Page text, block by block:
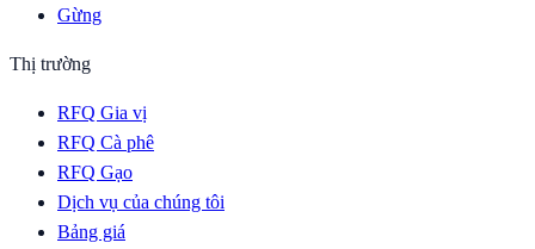
Gừng
Thị trường
RFQ Gia vị
RFQ Cà phê
RFQ Gạo
Dịch vụ của chúng tôi
Bảng giá